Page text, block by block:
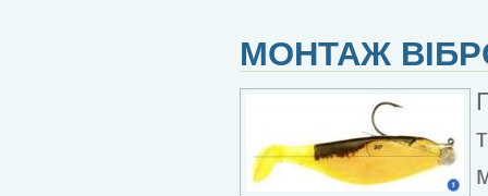
МОНТАЖ